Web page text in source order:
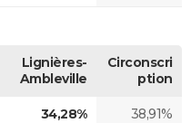
Lignières-
Ambleville
Circonscri
ption
34,28% 38,91%